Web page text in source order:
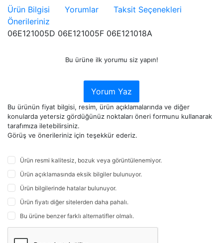
Ürün Bilgisi Yorumlar
Taksit Seçenekleri
Önerileriniz
06E121005D 06E121005F 06E121018A
Bu ürüne ilk yorumu siz yapın!
Yorum Yaz
Bu ürünün fiyat bilgisi, resim, ürün açıklamalarında ve diğer
konularda yetersiz gördüğünüz noktaları öneri formunu kullanarak
tarafımıza iletebilirsiniz.
Görüş ve önerileriniz için teşekkür ederiz.
Ürün resmi kalitesiz, bozuk veya görüntülenemiyor.
Ürün açıklamasında eksik bilgiler bulunuyor.
Ürün bilgilerinde hatalar bulunuyor.
Ürün fiyatı diğer sitelerden daha pahalı.
Bu ürüne benzer farklı alternatifler olmalı.